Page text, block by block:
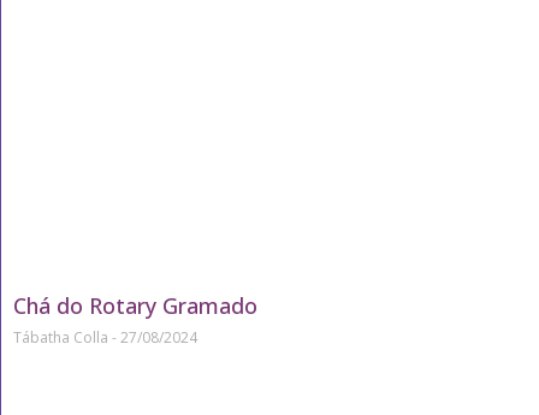
Chá do Rotary Gramado
Tábatha Colla 27/08/2024